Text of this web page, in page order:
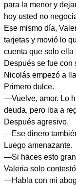
para la menor y
hoy usted no
Ese mismo día,
tarjetas y movió lo
cuenta que solo ella
Después se fue con
Nicolás empezó a
Primero dulce.
—Vuelve, amor. Lo
deuda, pero iba a
Después agresivo.
—Ese dinero
Luego amenazante.
—Si haces esto
Valeria solo
—Habla con mi